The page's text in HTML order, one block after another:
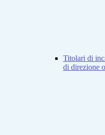
Titolari di
di direzione